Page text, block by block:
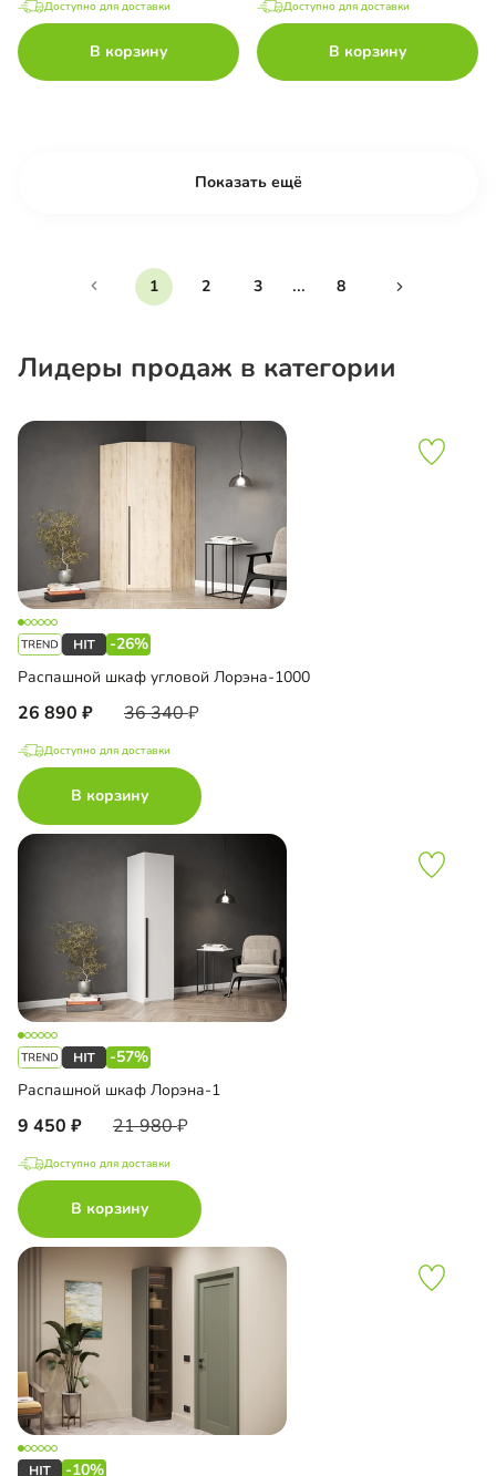
Доступно для доставки
В корзину
Доступно для доставки
В корзину
Показать ещё
1 2 3 ... 8
Лидеры продаж в категории
-26%
Распашной шкаф угловой Лорэна-1000
26 890 36 340
Доступно для доставки
В корзину
-57%
Распашной шкаф Лорэна-1
9 450 21 980
Доступно для доставки
В корзину
-10%